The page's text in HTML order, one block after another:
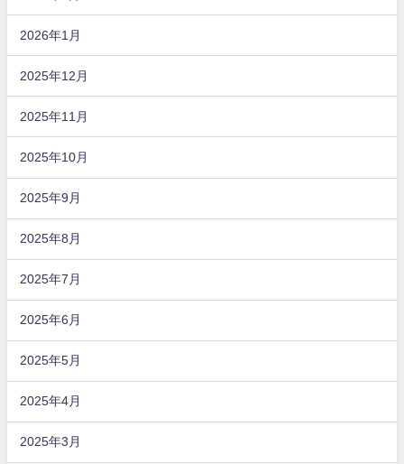
2026年1月
2025年12月
2025年11月
2025年10月
2025年9月
2025年8月
2025年7月
2025年6月
2025年5月
2025年4月
2025年3月